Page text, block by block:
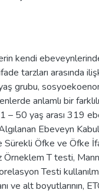
kendi
tarzları arasında
grubu,
anlamlı bir
– 50 yaş arası 319
Ebeveyn
Öfke ve Öfke
Örneklem T testi,
Testi
ve alt boyutlarının,